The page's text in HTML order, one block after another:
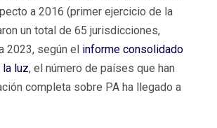
a 2016 (primer ejercicio de la
un total de 65 jurisdicciones,
2023, según el informe consolidado
la luz, el número de países que han
completa sobre PA ha llegado a